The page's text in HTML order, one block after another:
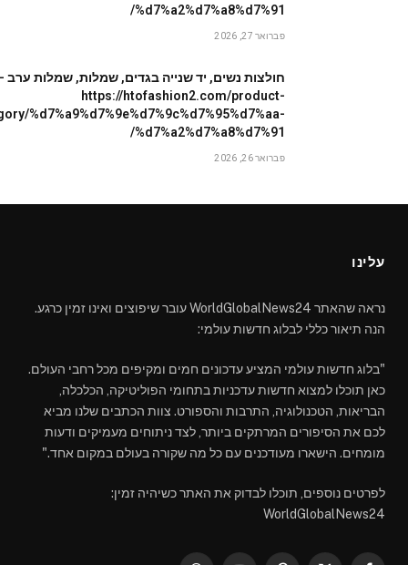
%d7%a2%d7%a8%d7%91/
פברואר 27, 2026
חולצות נשים, יד שנייה בגדים, שמלות, שמלות ערב
https://htofashion2.com/product-
%d7%a9%d7%9e%d7%9c%d7%95%d7%aa-
%d7%a2%d7%a8%d7%91/
פברואר 26, 2026
עלינו
נראה שהאתר WorldGlobalNews24 עובר שיפוצים ואינו זמין כרגע.
הנה תיאור כללי לבלוג חדשות עולמי:
"בלוג חדשות עולמי המציע עדכונים חמים ומקיפים מכל רחבי העולם.
כאן תוכלו למצוא חדשות עדכניות בתחומי הפוליטיקה, הכלכלה,
הבריאות, הטכנולוגיה, התרבות והספורט. צוות הכתבים שלנו מביא
לכם את הסיפורים המרתקים ביותר, לצד ניתוחים מעמיקים ודעות
מומחים. הישארו מעודכנים עם כל מה שקורה בעולם במקום אחד."
לפרטים נוספים, תוכלו לבדוק את האתר כשיהיה זמין:
WorldGlobalNews24